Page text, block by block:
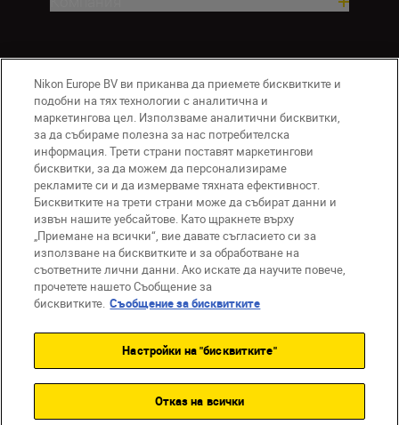
BG Nikon Sites
Връзка с нас
Съобщение за поверителност
Условия за използване
Съобщение за бисквитки
Настройки за бисквитките
© 2026 Nikon
Back to top
Nikon Europe BV ви приканва да приемете бисквитките и
подобни на тях технологии с аналитична и
маркетингова цел. Използваме аналитични бисквитки,
за да събираме полезна за нас потребителска
информация. Трети страни поставят маркетингови
бисквитки, за да можем да персонализираме
рекламите си и да измерваме тяхната ефективност.
Бисквитките на трети страни може да събират данни и
извън нашите уебсайтове. Като щракнете върху
„Приемане на всички“, вие давате съгласието си за
използване на бисквитките и за обработване на
съответните лични данни. Ако искате да научите повече,
прочетете нашето Съобщение за
бисквитките. Съобщение за бисквитките
Настройки на "бисквитките"
Отказ на всички